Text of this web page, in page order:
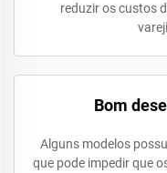
reduzir os custos
Bom
Alguns modelos
que pode impedir que